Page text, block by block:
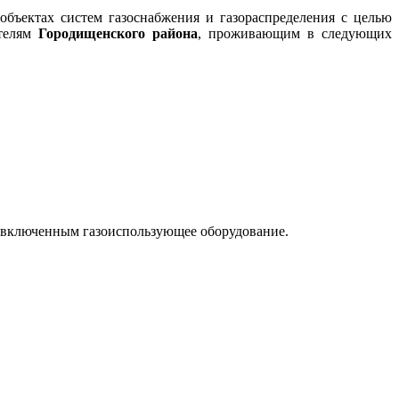
систем газоснабжения и газораспределения с целью
Городищенского района, проживающим в следующих
газоиспользующее оборудование.